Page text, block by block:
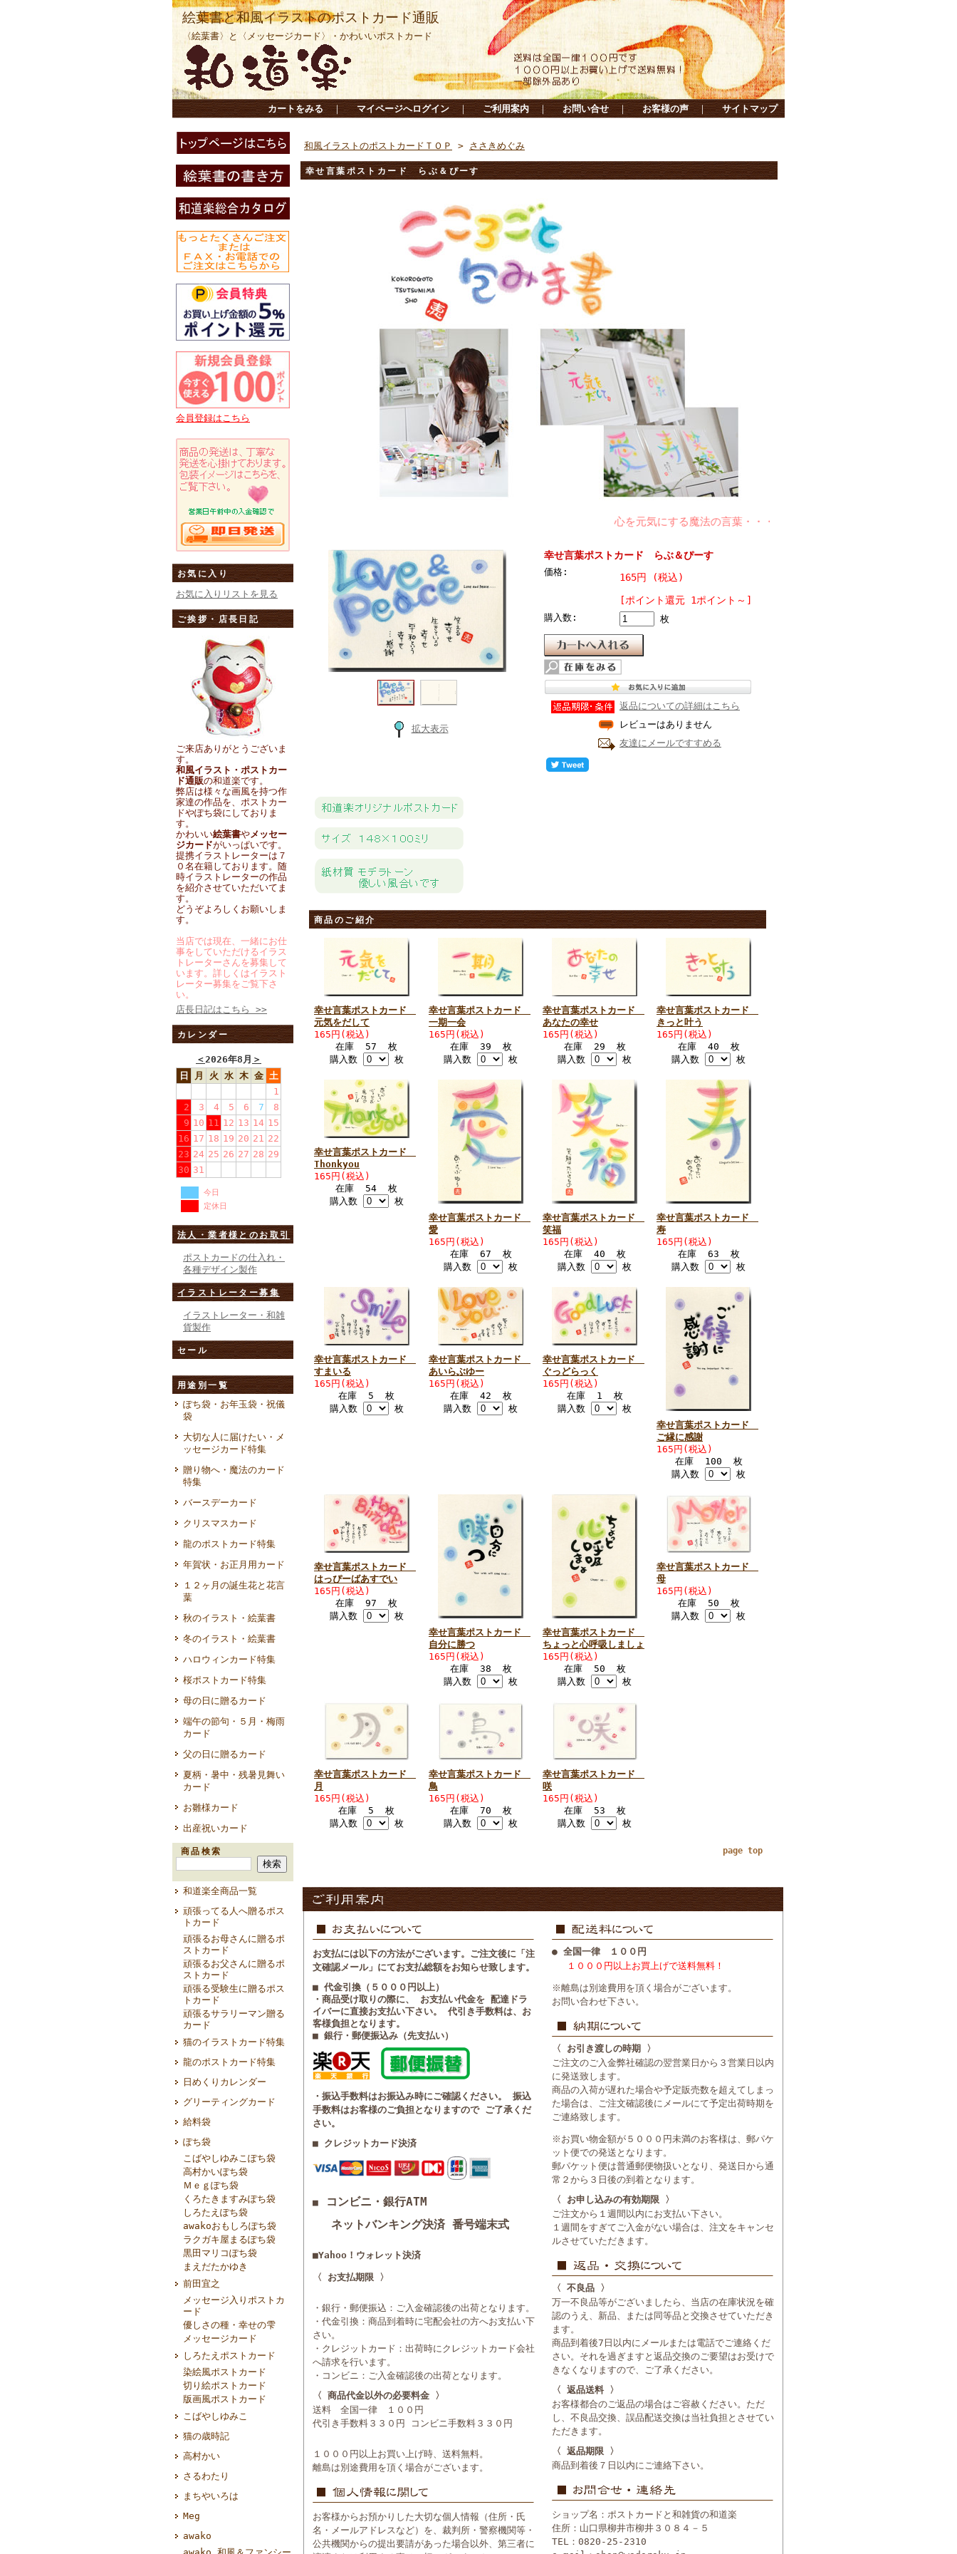
絵葉書と和風イラストのポストカード通販
〈絵葉書〉と〈メッセージカード〉・かわいいポストカード
カートをみる ｜ マイページへログイン ｜ ご利用案内 ｜ お問い合せ ｜ お客様の声 ｜ サイトマップ
会員登録はこちら
お気に入り
お気に入りリストを見る
ご挨拶・店長日記
ご来店ありがとうございま
す。
和風イラスト・ポストカー
ド通販の和道楽です。
弊店は様々な画風を持つ作
家達の作品を、ポストカー
ドやぽち袋にしておりま
す。
かわいい絵葉書やメッセー
ジカードがいっぱいです。
提携イラストレーターは７
０名在籍しております。随
時イラストレーターの作品
を紹介させていただいてま
す。
どうぞよろしくお願いしま
す。
当店では現在、一緒にお仕
事をしていただけるイラス
トレーターさんを募集して
います。詳しくはイラスト
レーター募集をご覧下さ
い。
店長日記はこちら >>
カレンダー
＜2026年8月 ＞
日
月 火 水 木 金 土
1
2
3 4 5 6 7
8
9 10 11 12 13 14 15
16 17 18 19 20 21 22
23 24 25 26 27 28 29
30 31
今日
定休日
法人・業者様とのお取引
ポストカードの仕入れ・
各種デザイン製作
イラストレーター募集
イラストレーター・和雑
貨製作
セール
用途別一覧
ぽち袋・お年玉袋・祝儀
袋
大切な人に届けたい・メ
ッセージカード特集
贈り物へ・魔法のカード
特集
バースデーカード
クリスマスカード
龍のポストカード特集
年賀状・お正月用カード
１２ヶ月の誕生花と花言
葉
秋のイラスト・絵葉書
冬のイラスト・絵葉書
ハロウィンカード特集
桜ポストカード特集
母の日に贈るカード
端午の節句・５月・梅雨
カード
父の日に贈るカード
夏柄・暑中・残暑見舞い
カード
お雛様カード
出産祝いカード
商品検索
和道楽全商品一覧
頑張ってる人へ贈るポス
トカード
頑張るお母さんに贈るポ
ストカード
頑張るお父さんに贈るポ
ストカード
頑張る受験生に贈るポス
トカード
頑張るサラリーマン贈る
カード
猫のイラストカード特集
龍のポストカード特集
日めくりカレンダー
グリーティングカード
給料袋
ぽち袋
こばやしゆみこぽち袋
高村かいぽち袋
Ｍｅｇぽち袋
くろたきますみぽち袋
しろたえぽち袋
awakoおもしろぽち袋
ラクガキ屋まるぽち袋
黒田マリコぽち袋
まえだたかゆき
前田宜之
メッセージ入りポストカ
ード
優しさの種・幸せの雫
メッセージカード
しろたえポストカード
染絵風ポストカード
切り絵ポストカード
版画風ポストカード
こばやしゆみこ
猫の歳時記
高村かい
さるわたり
まちやいろは
Meg
awako
和風イラストのポストカードＴＯＰ > ささきめぐみ
幸せ言葉ポストカード らぶ＆ぴーす
心を元気にする魔法の言葉・・・・・あなたの心ごと包みま書・・・・・。
拡大表示
幸せ言葉ポストカード らぶ＆ぴーす
価格:
165円 (税込)
[ポイント還元 1ポイント～]
購入数: 枚
返品についての詳細はこちら
レビューはありません
友達にメールですすめる
商品のご紹介
幸せ言葉ポストカード
元気をだして
165円(税込)
在庫 57 枚
購入数
枚
幸せ言葉ポストカード
一期一会
165円(税込)
在庫 39 枚
購入数
枚
幸せ言葉ポストカード
あなたの幸せ
165円(税込)
在庫 29 枚
購入数
枚
幸せ言葉ポストカード
きっと叶う
165円(税込)
在庫 40 枚
購入数
枚
幸せ言葉ポストカード
Thonkyou
165円(税込)
在庫 54 枚
購入数
枚
幸せ言葉ポストカード
愛
165円(税込)
在庫 67 枚
購入数
枚
幸せ言葉ポストカード
笑福
165円(税込)
在庫 40 枚
購入数
枚
幸せ言葉ポストカード
寿
165円(税込)
在庫 63 枚
購入数
枚
幸せ言葉ポストカード
すまいる
165円(税込)
在庫 5 枚
購入数
枚
幸せ言葉ポストカード
あいらぶゆー
165円(税込)
在庫 42 枚
購入数
枚
幸せ言葉ポストカード
ぐっどらっく
165円(税込)
在庫 1 枚
購入数
枚
幸せ言葉ポストカード
ご縁に感謝
165円(税込)
在庫 100 枚
購入数
枚
幸せ言葉ポストカード
はっぴーばあすでい
165円(税込)
在庫 97 枚
購入数
枚
幸せ言葉ポストカード
自分に勝つ
165円(税込)
在庫 38 枚
購入数
枚
幸せ言葉ポストカード
ちょっと心呼吸しましょ
165円(税込)
在庫 50 枚
購入数
枚
幸せ言葉ポストカード
母
165円(税込)
在庫 50 枚
購入数
枚
幸せ言葉ポストカード
月
165円(税込)
在庫 5 枚
購入数
枚
幸せ言葉ポストカード
鳥
165円(税込)
在庫 70 枚
購入数
枚
幸せ言葉ポストカード
咲
165円(税込)
在庫 53 枚
購入数
枚
page top
お支払には以下の方法がございます。ご注文後に「注
文確認メール」にてお支払総額をお知らせ致します。
■ 代金引換（５０００円以上）
・商品受け取りの際に、 お支払い代金を 配達ドラ
イバーに直接お支払い下さい。 代引き手数料は、お
客様負担となります。
■ 銀行・郵便振込み（先支払い）
・振込手数料はお振込み時にご確認ください。 振込
手数料はお客様のご負担となりますので ご了承くだ
さい。
■ クレジットカード決済
■
コンビニ・銀行ATM
ネットバンキング決済 番号端末式
■Yahoo！ウォレット決済
〈 お支払期限 〉
・銀行・郵便振込：ご入金確認後の出荷となります。
・代金引換：商品到着時に宅配会社の方へお支払い下
さい。
・クレジットカード：出荷時にクレジットカード会社
へ請求を行います。
・コンビニ：ご入金確認後の出荷となります。
〈 商品代金以外の必要料金 〉
送料 全国一律 １００円
代引き手数料３３０円 コンビニ手数料３３０円
１０００円以上お買い上げ時、送料無料。
離島は別途費用を頂く場合がございます。
お客様からお預かりした大切な個人情報（住所・氏
名・メールアドレスなど）を、裁判所・警察機関等・
公共機関からの提出要請があった場合以外、第三者に
● 全国一律 １００円
１０００円以上お買上げで送料無料！
※離島は別途費用を頂く場合がございます。
お問い合わせ下さい。
〈 お引き渡しの時期 〉
ご注文のご入金弊社確認の翌営業日から３営業日以内
に発送致します。
商品の入荷が遅れた場合や予定販売数を超えてしまっ
た場合は、ご注文確認後にメールにて予定出荷時期を
ご連絡致します。
※お買い物金額が５０００円未満のお客様は、郵パケ
ット便での発送となります。
郵パケット便は普通郵便物扱いとなり、発送日から通
常２から３日後の到着となります。
〈 お申し込みの有効期限 〉
ご注文から１週間以内にお支払い下さい。
１週間をすぎてご入金がない場合は、注文をキャンセ
ルさせていただきます。
〈 不良品 〉
万一不良品等がございましたら、当店の在庫状況を確
認のうえ、新品、または同等品と交換させていただき
ます。
商品到着後7日以内にメールまたは電話でご連絡くだ
さい。それを過ぎますと返品交換のご要望はお受けで
きなくなりますので、ご了承ください。
〈 返品送料 〉
お客様都合のご返品の場合はご容赦ください。ただ
し、不良品交換、誤品配送交換は当社負担とさせてい
ただきます。
〈 返品期限 〉
商品到着後７日以内にご連絡下さい。
ショップ名：ポストカードと和雑貨の和道楽
住所：山口県柳井市柳井３０８４－５
TEL：0820-25-2310